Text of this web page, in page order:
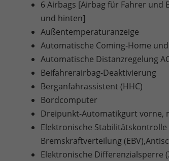
6 Airbags [Airbag für Fahrer und
und hinten]
Außentemperaturanzeige
Automatische Coming-Home
Automatische Distanzregelung
Beifahrerairbag-Deaktivierung
Berganfahrassistent (HHC)
Bordcomputer
Dreipunkt-Automatikgurt vorne,
Elektronische Stabilitätskontrolle
Bremskraftverteilung
Elektronische Differenzialsperre